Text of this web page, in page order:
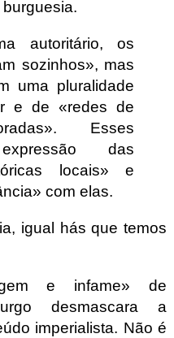
autoritário, os
sozinhos
, mas
uma pluralidade
e de
redes de
. Esses
das
locais
e
com elas.
igual hás que temos
e infame
de
desmascara a
imperialista. Não é